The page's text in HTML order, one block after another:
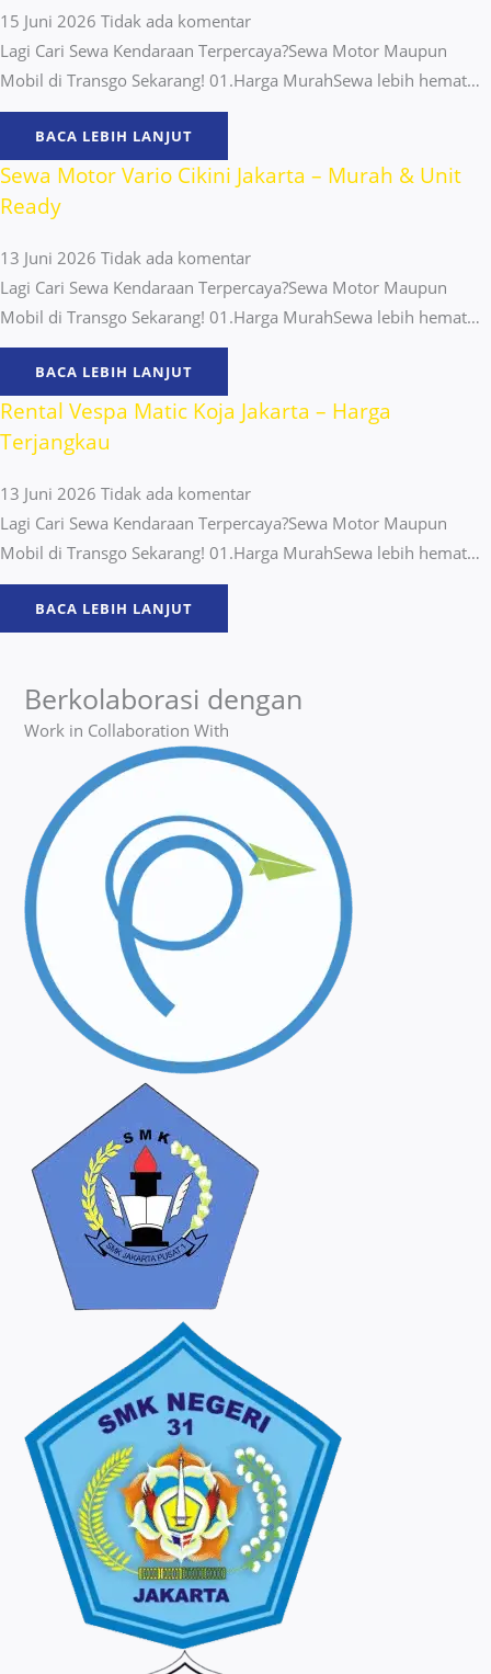
15 Juni 2026 Tidak ada komentar
Lagi Cari Sewa Kendaraan Terpercaya?Sewa Motor Maupun
Mobil di Transgo Sekarang! 01.Harga MurahSewa lebih hemat…
BACA LEBIH LANJUT
Sewa Motor Vario Cikini Jakarta – Murah & Unit
Ready
13 Juni 2026 Tidak ada komentar
Lagi Cari Sewa Kendaraan Terpercaya?Sewa Motor Maupun
Mobil di Transgo Sekarang! 01.Harga MurahSewa lebih hemat…
BACA LEBIH LANJUT
Rental Vespa Matic Koja Jakarta – Harga
Terjangkau
13 Juni 2026 Tidak ada komentar
Lagi Cari Sewa Kendaraan Terpercaya?Sewa Motor Maupun
Mobil di Transgo Sekarang! 01.Harga MurahSewa lebih hemat…
BACA LEBIH LANJUT
Berkolaborasi dengan
Work in Collaboration With